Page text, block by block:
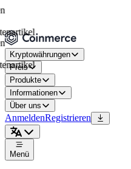
Kryptowährungen
Preis
Produkte
Informationen
Über uns
AnmeldenRegistrieren
Menü